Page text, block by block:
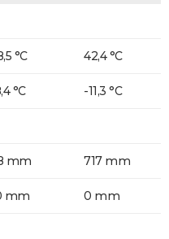
°C 42,4 °C
°C -11,3 °C
mm 717 mm
mm 0 mm